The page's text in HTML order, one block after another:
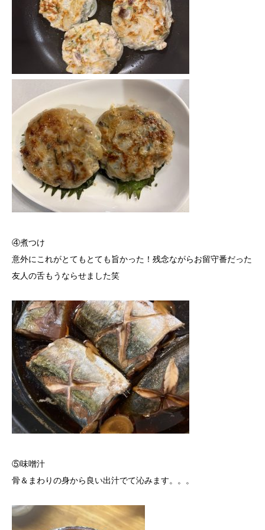
④煮つけ
意外にこれがとてもとても旨かった！残念ながらお留守番だった
友人の舌もうならせました笑
⑤味噌汁
骨＆まわりの身から良い出汁でて沁みます。。。